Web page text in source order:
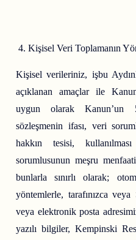
Kişisel Veri Toplamanın
Kişisel verileriniz, işbu
açıklanan amaçlar ile
uygun olarak Kanun’un
sözleşmenin ifası, veri
hakkın tesisi,
sorumlusunun meşru
bunlarla sınırlı olarak;
yöntemlerle, tarafınızca
veya elektronik posta
yazılı bilgiler, Kempinski